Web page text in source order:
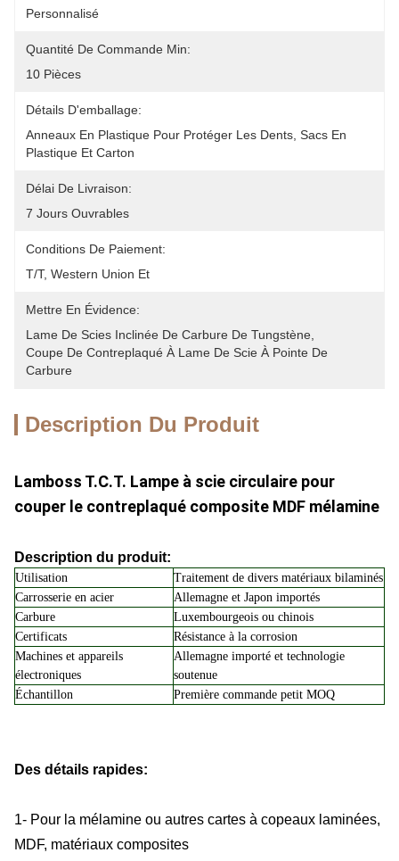
Personnalisé
Quantité De Commande Min:
10 Pièces
Détails D'emballage:
Anneaux En Plastique Pour Protéger Les Dents, Sacs En
Plastique Et Carton
Délai De Livraison:
7 Jours Ouvrables
Conditions De Paiement:
T/T, Western Union Et
Mettre En Évidence:
Lame De Scies Inclinée De Carbure De Tungstène
Coupe De Contreplaqué À Lame De Scie À Pointe De
Carbure
Description Du Produit
Lamboss T.C.T. Lampe à scie circulaire pour
couper le contreplaqué composite MDF mélamine
Description du produit:
Utilisation
Traitement de divers matériaux bilaminés
Carrosserie en acier
Allemagne et Japon importés
Carbure
Luxembourgeois ou chinois
Certificats
Résistance à la corrosion
Machines et appareils
électroniques
Allemagne importé et technologie
soutenue
Échantillon
Première commande petit MOQ
Des détails rapides:
1- Pour la mélamine ou autres cartes à copeaux laminées,
MDF, matériaux composites